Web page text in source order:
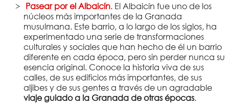
Pasear por el Albaicín. El Albaicín fue uno de los
núcleos más importantes de la Granada
musulmana. Este barrio, a lo largo de los siglos, ha
experimentado una serie de transformaciones
culturales y sociales que han hecho de él un barrio
diferente en cada época, pero sin perder nunca su
esencia original. Conoce la historia viva de sus
calles, de sus edificios más importantes, de sus
aljibes y de sus gentes a través de un agradable
viaje guiado a la Granada de otras épocas.